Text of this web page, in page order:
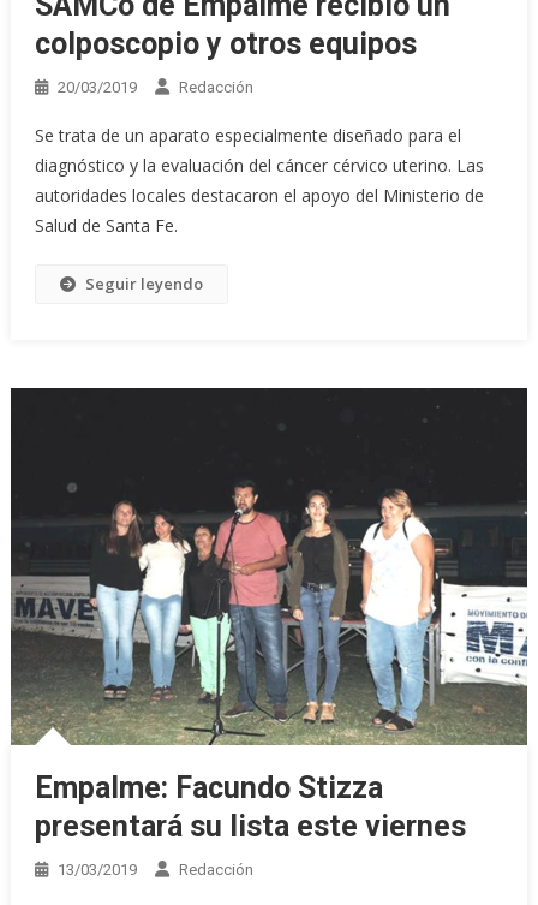
colposcopio y otros equipos
20/03/2019 Redacción
Se trata de un aparato especialmente diseñado para el
diagnóstico y la evaluación del cáncer cérvico uterino. Las
autoridades locales destacaron el apoyo del Ministerio de
Salud de Santa Fe.
Seguir leyendo
Empalme: Facundo Stizza
presentará su lista este viernes
13/03/2019 Redacción